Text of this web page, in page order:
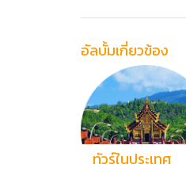
อัลบั้มเกี่ยวข้อง
ทัวร์ในประเทศ